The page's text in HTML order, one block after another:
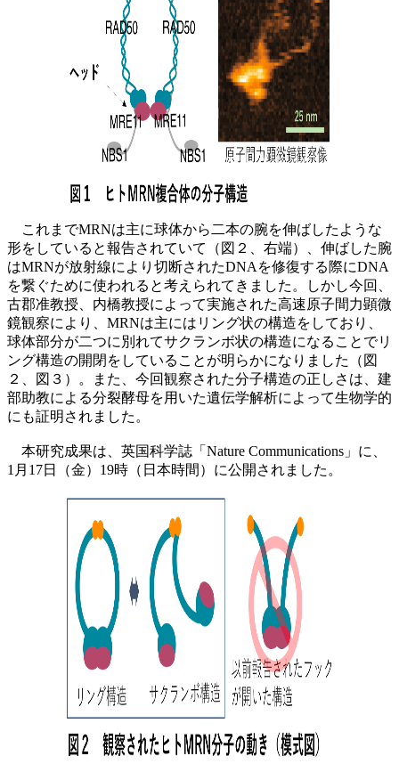
これまでMRNは主に球体から二本の腕を伸ばしたような
形をしていると報告されていて（図２、右端）、伸ばした腕
はMRNが放射線により切断されたDNAを修復する際にDNA
を繋ぐために使われると考えられてきました。しかし今回、
古郡准教授、内橋教授によって実施された高速原子間力顕微
鏡観察により、MRNは主にはリング状の構造をしており、
球体部分が二つに別れてサクランボ状の構造になることでリ
ング構造の開閉をしていることが明らかになりました（図
２、図３）。また、今回観察された分子構造の正しさは、建
部助教による分裂酵母を用いた遺伝学解析によって生物学的
にも証明されました。
本研究成果は、英国科学誌「Nature Communications」に、
1月17日（金）19時（日本時間）に公開されました。